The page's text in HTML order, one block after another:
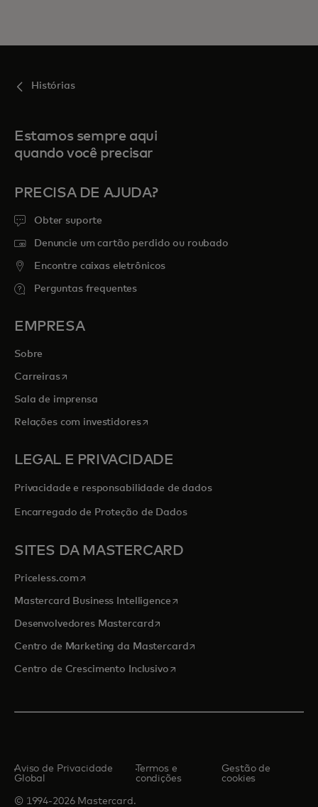
Histórias
Estamos sempre aqui
quando você precisar
PRECISA DE AJUDA?
Obter suporte
Denuncie um cartão perdido ou roubado
Encontre caixas eletrônicos
Perguntas frequentes
EMPRESA
Sobre
Carreirasabre em uma nova guia
Sala de imprensa
Relações com investidoresabre em uma nova guia
LEGAL E PRIVACIDADE
Privacidade e responsabilidade de dados
Encarregado de Proteção de Dados
SITES DA MASTERCARD
Priceless.com abre em uma nova guia
Mastercard Business Intelligenceabre em uma nova guia
Desenvolvedores Mastercardabre em uma nova guia
Centro de Marketing da Mastercardabre em uma nova guia
Centro de Crescimento Inclusivoabre em uma nova guia
© 1994-2026 Mastercard.
Aviso de Privacidade
Global
Termos e
condições
Gestão de
cookies